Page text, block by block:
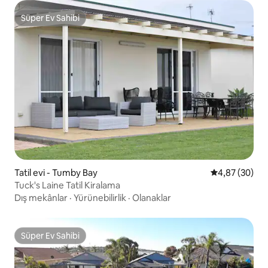
Süper Ev Sahibi
Süper Ev Sahibi
Tatil evi - Tumby Bay 5 üzerinden
4,87 (30)
Tuck's Laine Tatil Kiralama
Dış mekânlar · Yürünebilirlik · Olanaklar
Süper Ev Sahibi
Süper Ev Sahibi